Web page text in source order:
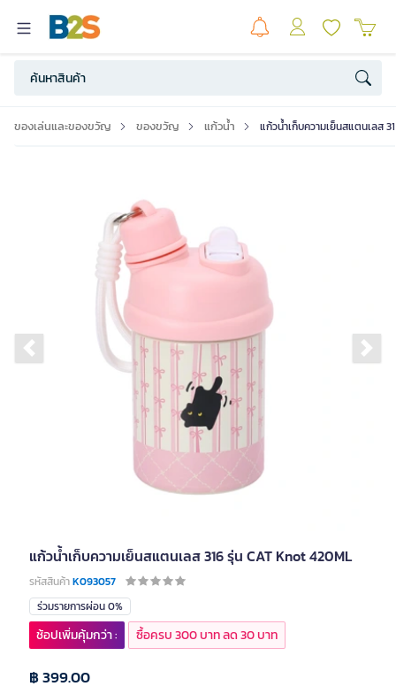
ของเล่นและของขวัญ ของขวัญ แก้วน้ำ แก้วน้ำเก็บความเย็นสแตนเลส
Previous slide
แก้วน้ำเก็บความเย็นสแตนเลส 316 รุ่น CAT Knot 420ML
รหัสสินค้าK093057
ร่วมรายการผ่อน 0%
฿ 399.00
ช้อปเพิ่มคุ้มกว่า : ซื้อครบ 300 บาท ลด 30 บาท